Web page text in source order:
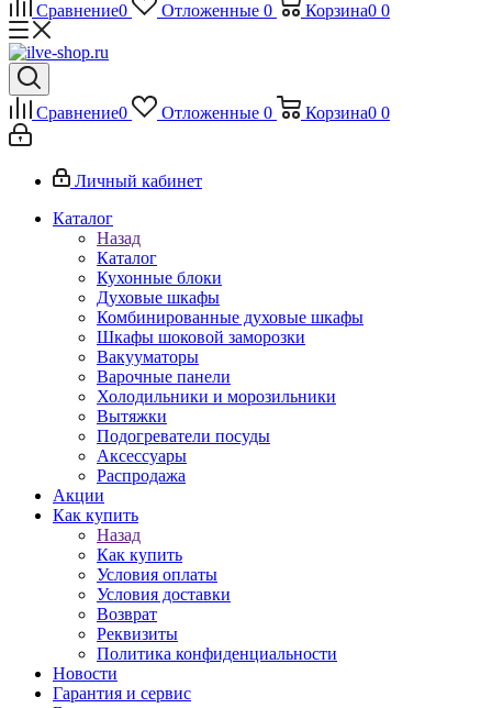
Сравнение0 Отложенные 0 Корзина0 0
Сравнение0 Отложенные 0 Корзина0 0
Личный кабинет
Каталог
Назад
Каталог
Кухонные блоки
Духовые шкафы
Комбинированные духовые шкафы
Шкафы шоковой заморозки
Вакууматоры
Варочные панели
Холодильники и морозильники
Вытяжки
Подогреватели посуды
Аксессуары
Распродажа
Акции
Как купить
Назад
Как купить
Условия оплаты
Условия доставки
Возврат
Реквизиты
Политика конфиденциальности
Новости
Гарантия и сервис